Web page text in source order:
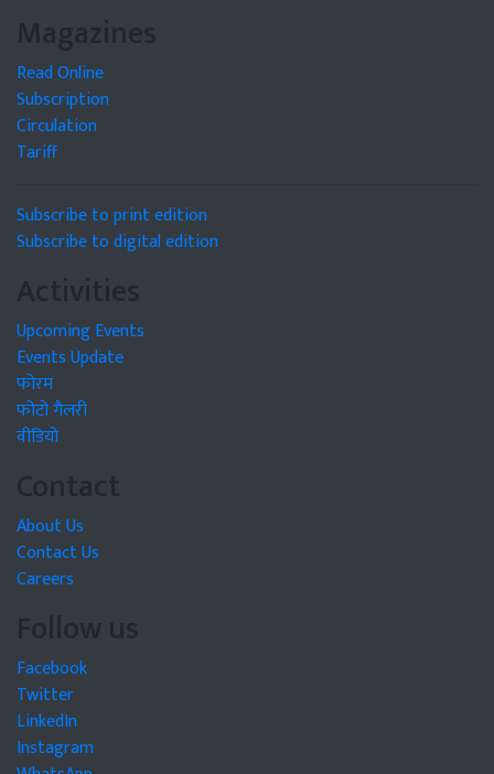
Magazines
Read Online
Subscription
Circulation
Tariff
Subscribe to print edition
Subscribe to digital edition
Activities
Upcoming Events
Events Update
फोरम
फोटो गैलरी
वीडियो
Contact
About Us
Contact Us
Careers
Follow us
Facebook
Twitter
LinkedIn
Instagram